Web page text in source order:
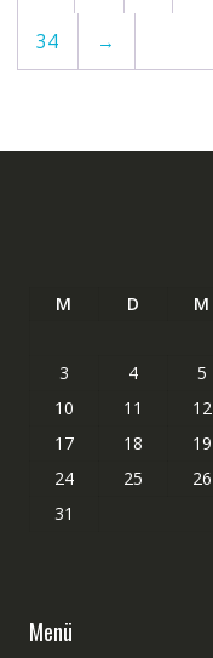
34 →
M D M
3
4 5
10
11 12
17
18 19
24
25 26
31
Menü